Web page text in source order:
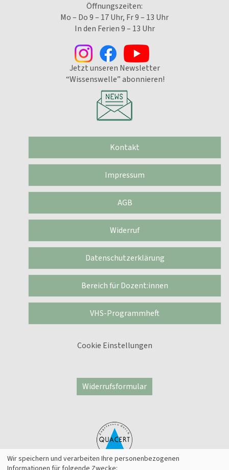
Öffnungszeiten:
Mo – Do 9 – 17 Uhr, Fr 9 – 13 Uhr
In den Ferien 9 – 13 Uhr
Jetzt unseren Newsletter
“Wissenswelle” abonnieren!
Kontakt
Impressum
AGB
Widerruf
Datenschutzerklärung
Bereich für Dozent:innen
VHS-Programmheft
Cookie Einstellungen
Widerrufsformular
Wir speichern und verarbeiten Ihre personenbezogenen